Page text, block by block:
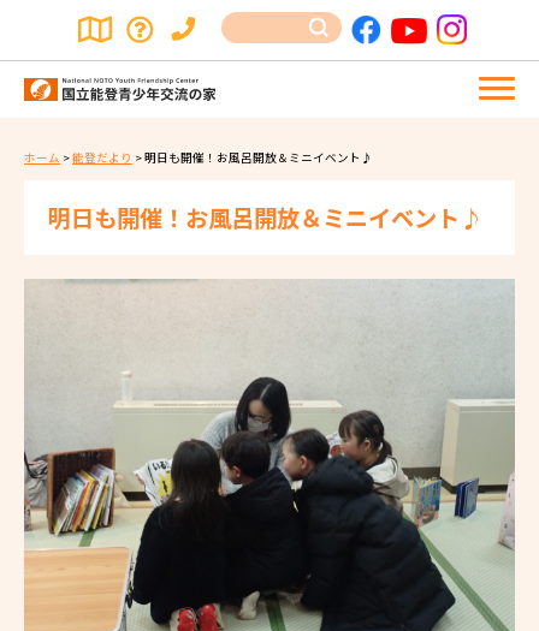
ホーム >能登だより >明日も開催！お風呂開放＆ミニイベント♪
明日も開催！お風呂開放＆ミニイベント♪